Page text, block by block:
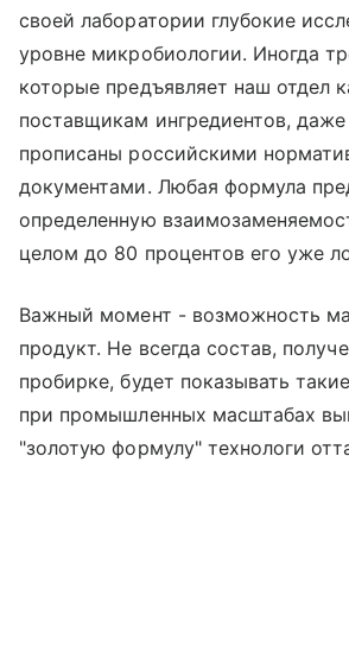
своей лаборатории глубокие
уровне микробиологии. Иногда
которые предъявляет наш отдел
поставщикам ингредиентов,
прописаны российскими
документами. Любая формула
определенную
целом до 80 процентов его уже
Важный момент - возможность
продукт. Не всегда состав,
пробирке, будет показывать
при промышленных масштабах
"золотую формулу" технологи